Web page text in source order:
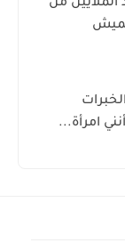
الملايين من
امرأة...